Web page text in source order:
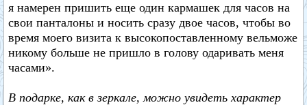
я намерен пришить еще один кармашек для часов на
свои панталоны и носить сразу двое часов, чтобы во
время моего визита к высокопоставленному вельможе
никому больше не пришло в голову одаривать меня
часами».
В подарке, как в зеркале, можно увидеть характер